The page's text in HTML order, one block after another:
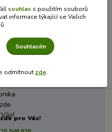
poradit?
pro Vás!
souhlas s použitím souborů
informace týkající se Vašich
Souhlasím
odmítnout zde.